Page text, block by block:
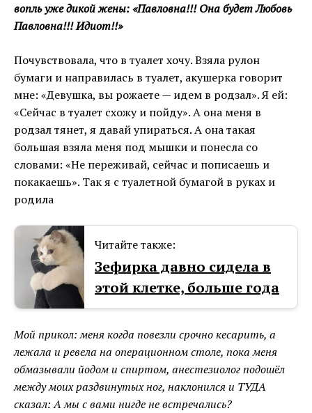
вопль уже дикой жены: «Павловна!!! Она будет Любовь
Павловна!!! Идиот!!»
Почувствовала, что в туалет хочу. Взяла рулон
бумаги и направилась в туалет, акушерка говорит
мне: «Девушка, вы рожаете — идем в родзал». Я ей:
«Сейчас в туалет схожу и пойду». А она меня в
родзал тянет, я давай упираться. А она такая
большая взяла меня под мышки и понесла со
словами: «Не переживай, сейчас и пописаешь и
покакаешь». Так я с туалетной бумагой в руках и
родила
Читайте также:
Зефирка давно сидела в
этой клетке, больше года
Мой прикол: меня когда повезли срочно кесарить, а
лежала и ревела на операционном столе, пока меня
обмазывали йодом и спиртом, анестезиолог подошёл
между моих раздвинутых ног, наклонился и ТУДА
сказал: А мы с вами нигде не встречались?